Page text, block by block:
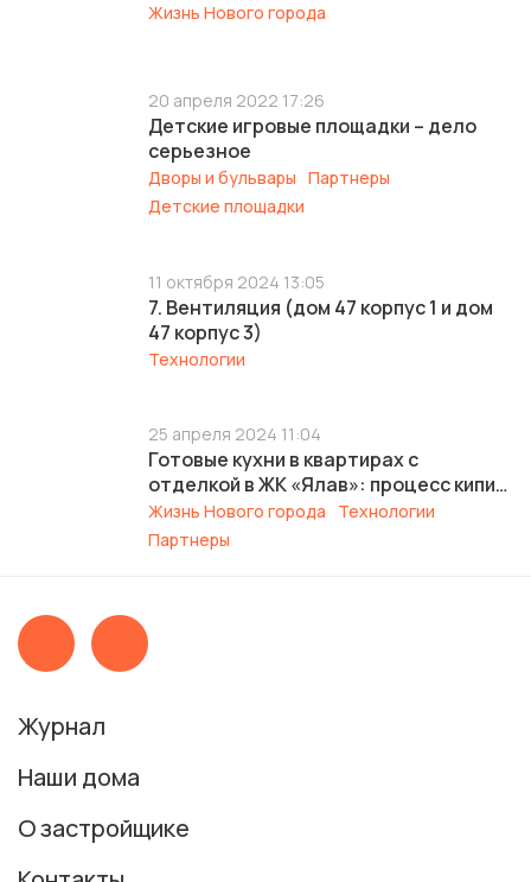
Жизнь Нового города
20 апреля 2022 17:26
Детские игровые площадки – дело
серьезное
Дворы и бульвары Партнеры
Детские площадки
11 октября 2024 13:05
7. Вентиляция (дом 47 корпус 1 и дом
47 корпус 3)
Технологии
25 апреля 2024 11:04
Готовые кухни в квартирах с
отделкой в ЖК «Ялав»: процесс кипит.
Что получат новоселы?
Жизнь Нового города
Технологии
Партнеры
Журнал
Наши дома
О застройщике